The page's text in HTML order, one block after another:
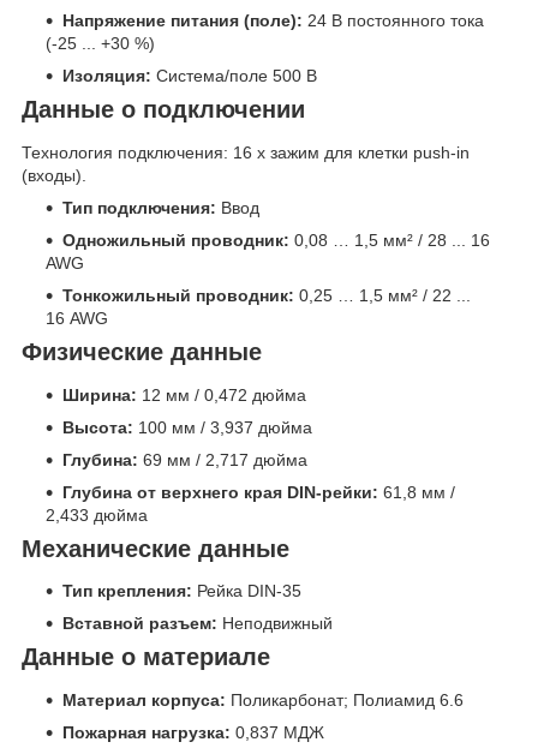
Напряжение питания (поле): 24 В постоянного тока
(-25 ... +30 %)
Изоляция: Система/поле 500 В
Данные о подключении
Технология подключения: 16 x зажим для клетки push-in
(входы).
Тип подключения: Ввод
Одножильный проводник: 0,08 … 1,5 мм² / 28 ... 16
AWG
Тонкожильный проводник: 0,25 … 1,5 мм² / 22 ...
16 AWG
Физические данные
Ширина: 12 мм / 0,472 дюйма
Высота: 100 мм / 3,937 дюйма
Глубина: 69 мм / 2,717 дюйма
Глубина от верхнего края DIN-рейки: 61,8 мм /
2,433 дюйма
Механические данные
Тип крепления: Рейка DIN-35
Вставной разъем: Неподвижный
Данные о материале
Материал корпуса: Поликарбонат; Полиамид 6.6
Пожарная нагрузка: 0,837 МДЖ